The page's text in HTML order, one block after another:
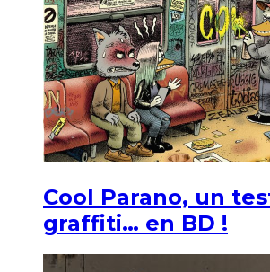
Cool Parano, un
graffiti… en BD !